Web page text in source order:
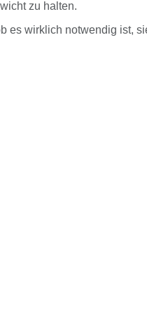
zu halten.
es wirklich notwendig ist,